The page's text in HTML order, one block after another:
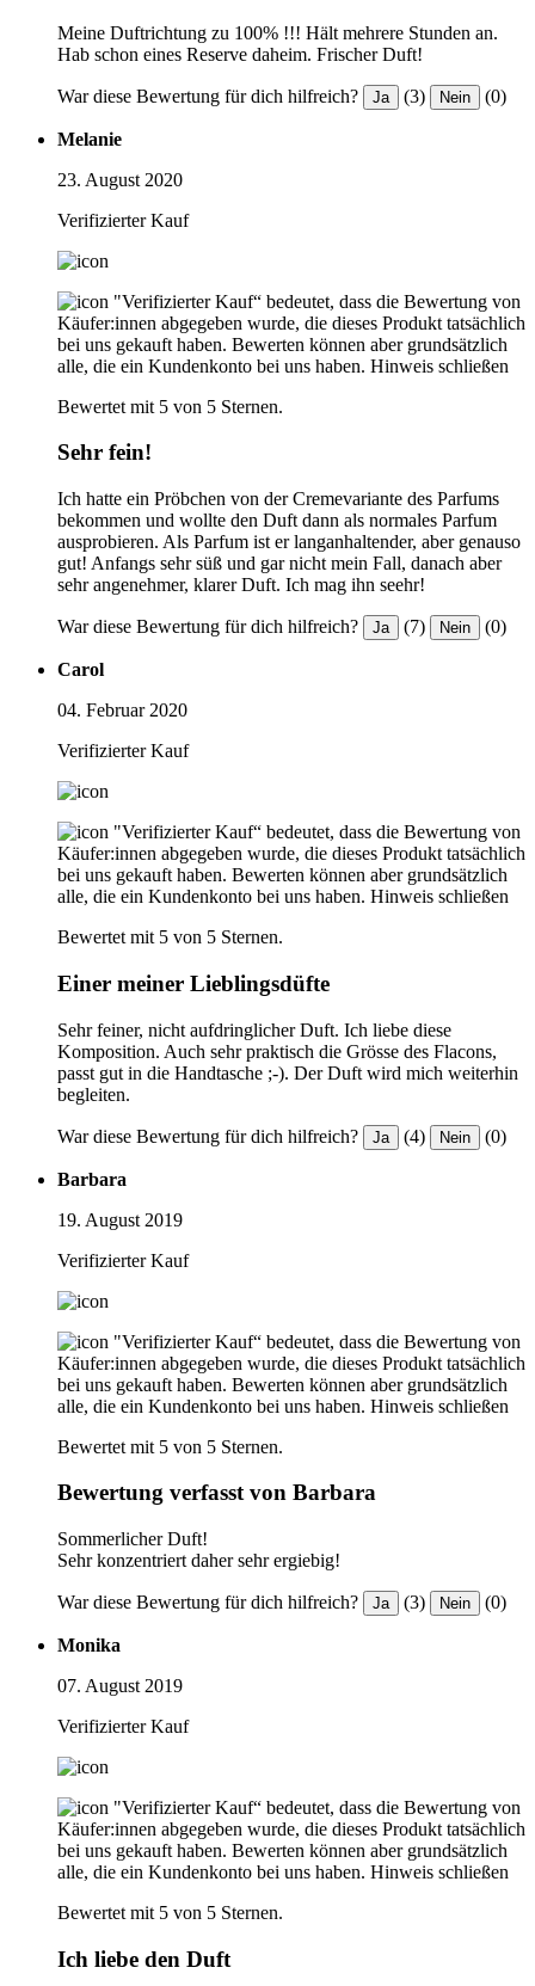
Meine Duftrichtung zu 100% !!! Hält mehrere Stunden an.
Hab schon eines Reserve daheim. Frischer Duft!
War diese Bewertung für dich hilfreich? Ja (3) Nein (0)
Melanie
23. August 2020
Verifizierter Kauf
"Verifizierter Kauf“ bedeutet, dass die Bewertung von
Käufer:innen abgegeben wurde, die dieses Produkt tatsächlich
bei uns gekauft haben. Bewerten können aber grundsätzlich
alle, die ein Kundenkonto bei uns haben. Hinweis schließen
Bewertet mit 5 von 5 Sternen.
Sehr fein!
Ich hatte ein Pröbchen von der Cremevariante des Parfums
bekommen und wollte den Duft dann als normales Parfum
ausprobieren. Als Parfum ist er langanhaltender, aber genauso
gut! Anfangs sehr süß und gar nicht mein Fall, danach aber
sehr angenehmer, klarer Duft. Ich mag ihn seehr!
War diese Bewertung für dich hilfreich? Ja (7) Nein (0)
Carol
04. Februar 2020
Verifizierter Kauf
"Verifizierter Kauf“ bedeutet, dass die Bewertung von
Käufer:innen abgegeben wurde, die dieses Produkt tatsächlich
bei uns gekauft haben. Bewerten können aber grundsätzlich
alle, die ein Kundenkonto bei uns haben. Hinweis schließen
Bewertet mit 5 von 5 Sternen.
Einer meiner Lieblingsdüfte
Sehr feiner, nicht aufdringlicher Duft. Ich liebe diese
Komposition. Auch sehr praktisch die Grösse des Flacons,
passt gut in die Handtasche ;-). Der Duft wird mich weiterhin
begleiten.
War diese Bewertung für dich hilfreich? Ja (4) Nein (0)
Barbara
19. August 2019
Verifizierter Kauf
"Verifizierter Kauf“ bedeutet, dass die Bewertung von
Käufer:innen abgegeben wurde, die dieses Produkt tatsächlich
bei uns gekauft haben. Bewerten können aber grundsätzlich
alle, die ein Kundenkonto bei uns haben. Hinweis schließen
Bewertet mit 5 von 5 Sternen.
Bewertung verfasst von Barbara
Sommerlicher Duft!
Sehr konzentriert daher sehr ergiebig!
War diese Bewertung für dich hilfreich? Ja (3) Nein (0)
Monika
07. August 2019
Verifizierter Kauf
"Verifizierter Kauf“ bedeutet, dass die Bewertung von
Käufer:innen abgegeben wurde, die dieses Produkt tatsächlich
bei uns gekauft haben. Bewerten können aber grundsätzlich
alle, die ein Kundenkonto bei uns haben. Hinweis schließen
Bewertet mit 5 von 5 Sternen.
Ich liebe den Duft